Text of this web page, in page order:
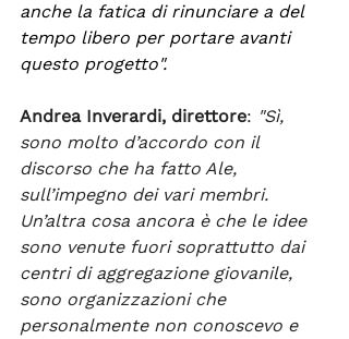
anche la fatica di rinunciare a del
tempo libero per portare avanti
questo progetto".
Andrea Inverardi, direttore: "Sì,
sono molto d’accordo con il
discorso che ha fatto Ale,
sull’impegno dei vari membri.
Un’altra cosa ancora è che le idee
sono venute fuori soprattutto dai
centri di aggregazione giovanile,
sono organizzazioni che
personalmente non conoscevo e